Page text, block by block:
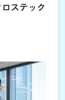
ステック